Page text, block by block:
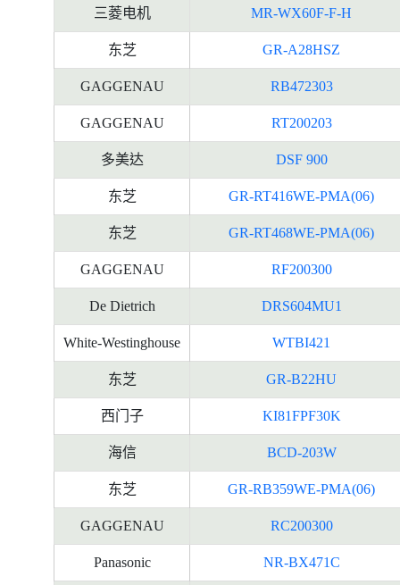
三菱电机 MR-WX60F-F-H
东芝 GR-A28HSZ
GAGGENAU RB472303
GAGGENAU RT200203
多美达 DSF 900
东芝 GR-RT416WE-PMA(06)
东芝 GR-RT468WE-PMA(06)
GAGGENAU RF200300
De Dietrich DRS604MU1
White-Westinghouse WTBI421
东芝 GR-B22HU
西门子 KI81FPF30K
海信 BCD-203W
东芝 GR-RB359WE-PMA(06)
GAGGENAU RC200300
Panasonic NR-BX471C